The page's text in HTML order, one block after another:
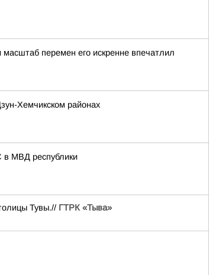
перемен его искренне впечатлил
Хемчикском районах
в МВД республики
Тувы.// ГТРК «Тыва»